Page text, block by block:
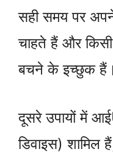
सही समय पर अपने
चाहते हैं और किसी
बचने के इच्छुक हैं।
दूसरे उपायों में
डिवाइस) शामिल